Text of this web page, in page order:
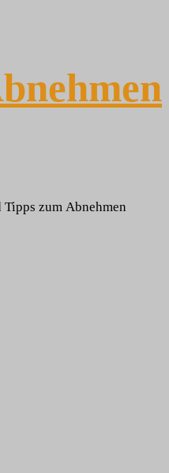
zum Abnehmen